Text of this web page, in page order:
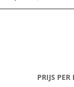
PRIJS PER